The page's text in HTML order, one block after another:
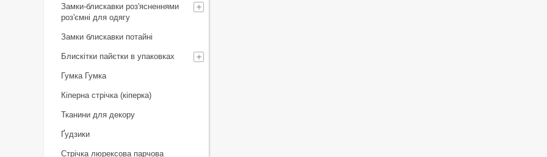
Замки-блискавки роз'ясненнями
роз'ємні для одягу
Замки блискавки потайні
Блискітки пайєтки в упаковках
Гумка Гумка
Кіперна стрічка (кіперка)
Тканини для декору
Ґудзики
Стрічка люрексова парчова